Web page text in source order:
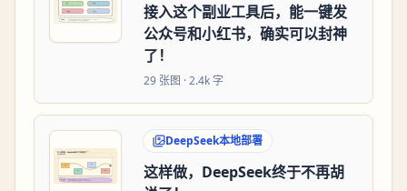
接入这个副业工具后，能一键发
公众号和小红书，确实可以封神
了！
29 张图 ·2.4k 字
DeepSeek本地部署
这样做，DeepSeek终于不再胡